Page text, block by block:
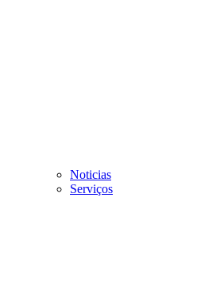
Noticias
Serviços